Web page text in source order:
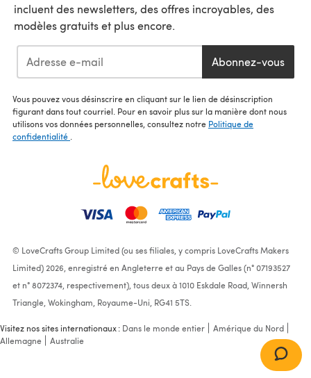
incluent des newsletters, des offres incroyables, des
modèles gratuits et plus encore.
Abonnez-vous
Vous pouvez vous désinscrire en cliquant sur le lien de désinscription
figurant dans tout courriel. Pour en savoir plus sur la manière dont nous
utilisons vos données personnelles, consultez notre Politique de
confidentialité .
© LoveCrafts Group Limited (ou ses filiales, y compris LoveCrafts Makers
Limited) 2026, enregistré en Angleterre et au Pays de Galles (n° 07193527
et n° 8072374, respectivement), tous deux à 1010 Eskdale Road, Winnersh
Triangle, Wokingham, Royaume-Uni, RG41 5TS.
Visitez nos sites internationaux : Dans le monde entier
Amérique du Nord
Allemagne
Australie